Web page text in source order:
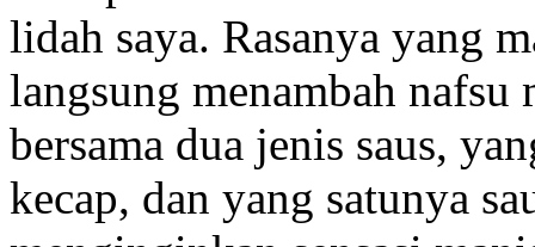
lidah saya. Rasanya yang
langsung menambah
bersama dua jenis saus,
kecap, dan yang satunya